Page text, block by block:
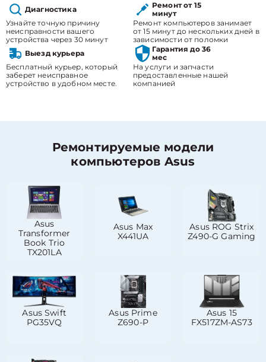
Диагностика
Узнайте точную причину
неисправности вашего
устройства через 30 минут
Ремонт от 15
минут
Ремонт компьютеров занимает
от 15 минут до нескольких дней в
зависимости от поломки
Выезд курьера
Бесплатный курьер, который
заберет неисправное
устройство в удобном месте.
Гарантия до 36
мес
На услуги и запчасти
предоставленные нашей
компанией
Ремонтируемые модели
компьютеров Asus
Asus
Transformer
Book Trio
TX201LA
Asus Max
X441UA
Asus ROG Strix
Z490-G Gaming
Asus Swift
PG35VQ
Asus Prime
Z690-P
Asus 15
FX517ZM-AS73